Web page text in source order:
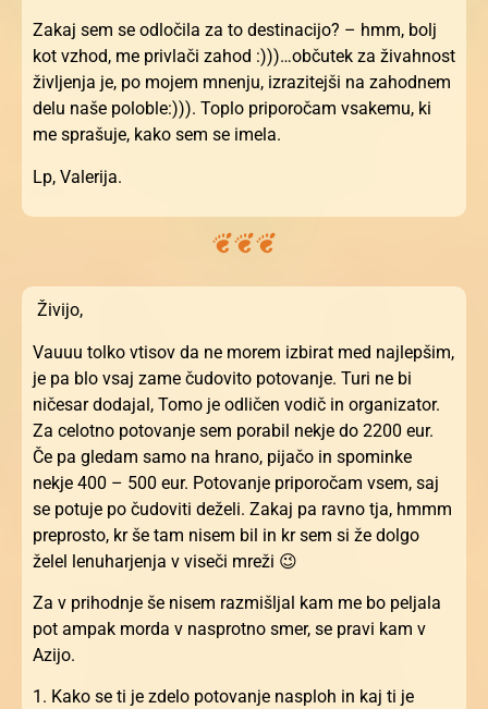
Zakaj sem se odločila za to destinacijo? – hmm, bolj
kot vzhod, me privlači zahod :)))…občutek za živahnost
življenja je, po mojem mnenju, izrazitejši na zahodnem
delu naše poloble:))). Toplo priporočam vsakemu, ki
me sprašuje, kako sem se imela.
Lp, Valerija.
Živijo,
Vauuu tolko vtisov da ne morem izbirat med najlepšim,
je pa blo vsaj zame čudovito potovanje. Turi ne bi
ničesar dodajal, Tomo je odličen vodič in organizator.
Za celotno potovanje sem porabil nekje do 2200 eur.
Če pa gledam samo na hrano, pijačo in spominke
nekje 400 – 500 eur. Potovanje priporočam vsem, saj
se potuje po čudoviti deželi. Zakaj pa ravno tja, hmmm
preprosto, kr še tam nisem bil in kr sem si že dolgo
želel lenuharjenja v viseči mreži 😉
Za v prihodnje še nisem razmišljal kam me bo peljala
pot ampak morda v nasprotno smer, se pravi kam v
Azijo.
1. Kako se ti je zdelo potovanje nasploh in kaj ti je